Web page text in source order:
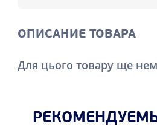
ОПИСАНИЕ ТОВАРА
Для цього товару ще